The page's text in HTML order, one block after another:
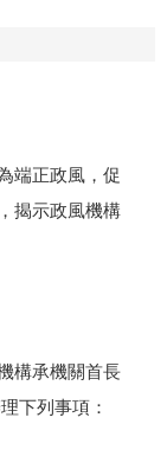
端正政風，促
揭示政風機構
構承機關首長
下列事項：